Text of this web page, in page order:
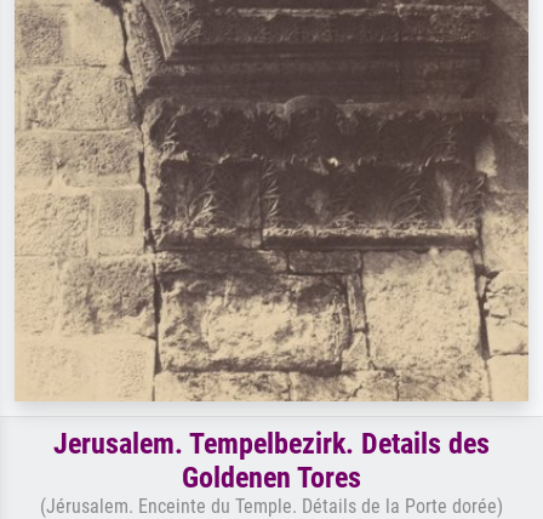
Jerusalem. Tempelbezirk. Details des
Goldenen Tores
(Jérusalem. Enceinte du Temple. Détails de la Porte dorée)